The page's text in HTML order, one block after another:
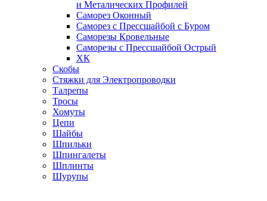
и Металических Профилей
Саморез Оконный
Саморез с Прессшайбой с Буром
Саморезы Кровельные
Саморезы с Прессшайбой Острый
ХК
Скобы
Стяжки для Электропроводки
Талрепы
Тросы
Хомуты
Цепи
Шайбы
Шпильки
Шпингалеты
Шплинты
Шурупы